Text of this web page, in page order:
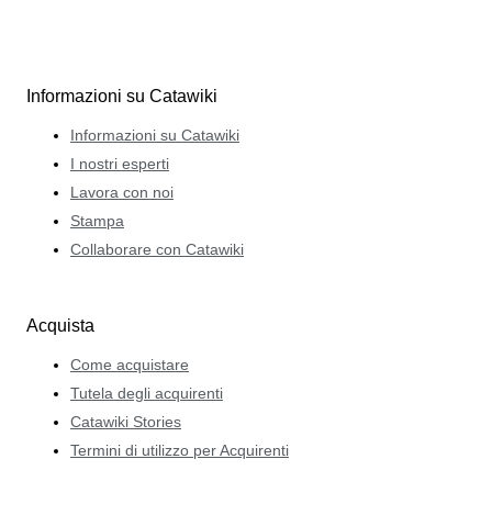
Informazioni su Catawiki
Informazioni su Catawiki
I nostri esperti
Lavora con noi
Stampa
Collaborare con Catawiki
Acquista
Come acquistare
Tutela degli acquirenti
Catawiki Stories
Termini di utilizzo per Acquirenti